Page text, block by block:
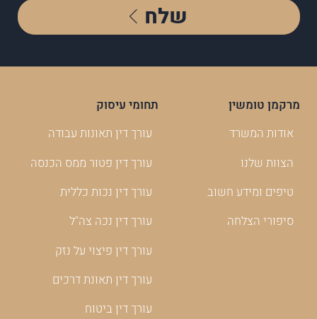
שלח
מרקמן טומשין
אודות המשרד
הצוות שלנו
טיפים ומידע חשוב
סיפורי הצלחה
תחומי עיסוק
עורך דין תאונות עבודה
עורך דין פטור ממס הכנסה
עורך דין נכות כללית
עורך דין נכה צה"ל
עורך דין פיצוי על נזק
עורך דין תאונת דרכים
עורך דין ביטוח